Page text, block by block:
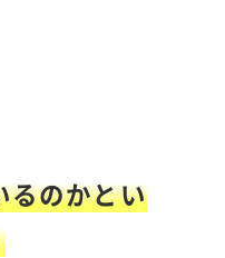
るのかとい